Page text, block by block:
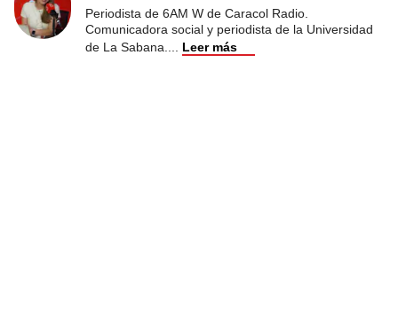
Periodista de 6AM W de Caracol Radio.
Comunicadora social y periodista de la Universidad
de La Sabana.... Leer más